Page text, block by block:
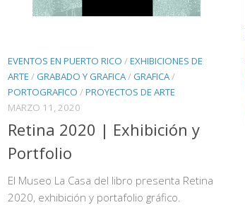
EVENTOS EN PUERTO RICO /EXHIBICIONES DE
ARTE / GRABADO Y GRAFICA/ GRAFICA/
PORTOGRAFICO /PROYECTOS DE ARTE
MARZO 11, 2020
Retina 2020 | Exhibición y
Portfolio
El Museo La Casa del libro presenta Retina
2020, exhibición y portafolio gráfico.